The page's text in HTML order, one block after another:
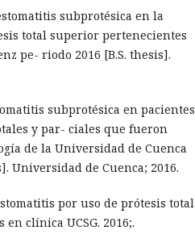
subprotésica en la
total superior pertenecientes
pe- riodo 2016 [B.S. thesis].
subprotésica en pacientes
y par- ciales que fueron
de la Universidad de Cuenca
Universidad de Cuenca; 2016.
por uso de prótesis total
clínica UCSG. 2016;.